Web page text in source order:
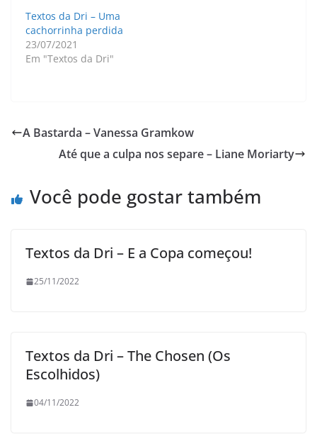
Textos da Dri – Uma
cachorrinha perdida
23/07/2021
Em "Textos da Dri"
A Bastarda – Vanessa Gramkow
Até que a culpa nos separe – Liane Moriarty
Você pode gostar também
Textos da Dri – E a Copa começou!
25/11/2022
Textos da Dri – The Chosen (Os
Escolhidos)
04/11/2022